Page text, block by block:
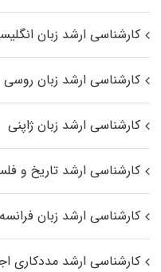
کارشناسی ارشد زبان
کارشناسی ارشد زبان روسی
کارشناسی ارشد زبان ژاپنی
کارشناسی ارشد تاریخ و
کارشناسی ارشد زبان فرانسه
کارشناسی ارشد مددکاری